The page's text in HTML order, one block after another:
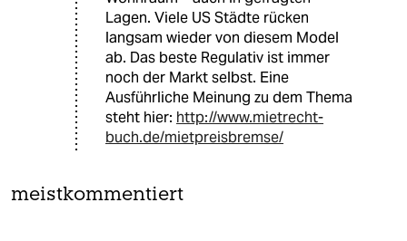
Lagen. Viele US Städte rücken
langsam wieder von diesem Model
ab. Das beste Regulativ ist immer
noch der Markt selbst. Eine
Ausführliche Meinung zu dem Thema
steht hier: http://www.mietrecht-
buch.de/mietpreisbremse/
meistkommentiert